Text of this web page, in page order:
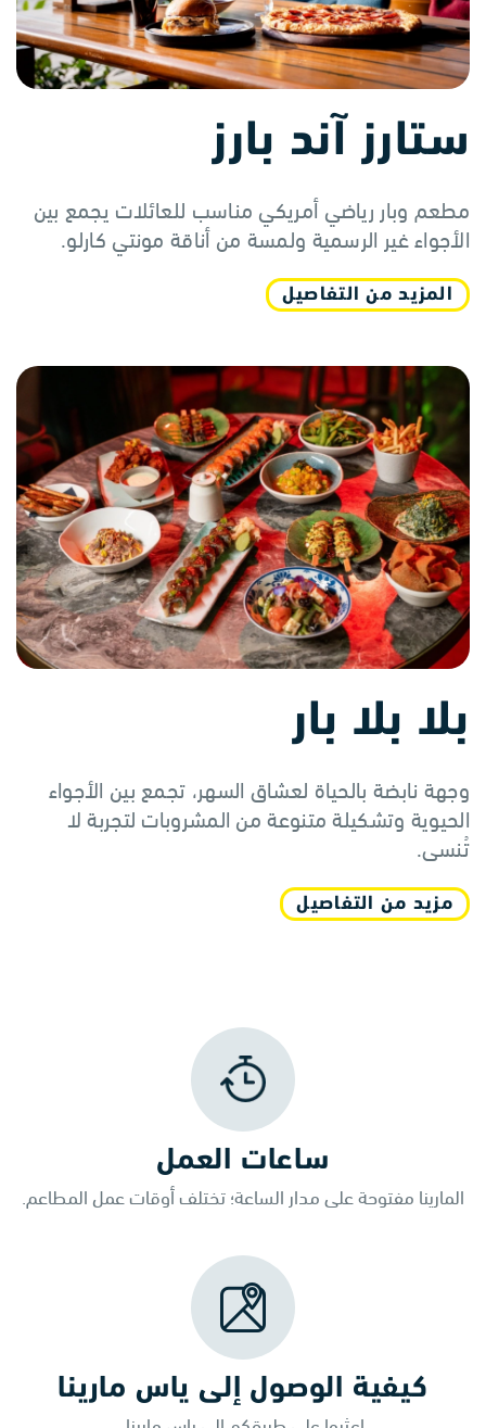
ستارز آند بارز
مطعم وبار رياضي أمريكي مناسب للعائلات يجمع بين
الأجواء غير الرسمية ولمسة من أناقة مونتي كارلو.
المزيد من التفاصيل
بلا بلا بار
وجهة نابضة بالحياة لعشاق السهر، تجمع بين الأجواء
الحيوية وتشكيلة متنوعة من المشروبات لتجربة لا
تُنسى.
مزيد من التفاصيل
ساعات العمل
المارينا مفتوحة على مدار الساعة؛ تختلف أوقات عمل المطاعم.
كيفية الوصول إلى ياس مارينا